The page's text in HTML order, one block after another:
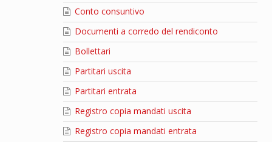
Conto consuntivo
Documenti a corredo del rendiconto
Bollettari
Partitari uscita
Partitari entrata
Registro copia mandati uscita
Registro copia mandati entrata